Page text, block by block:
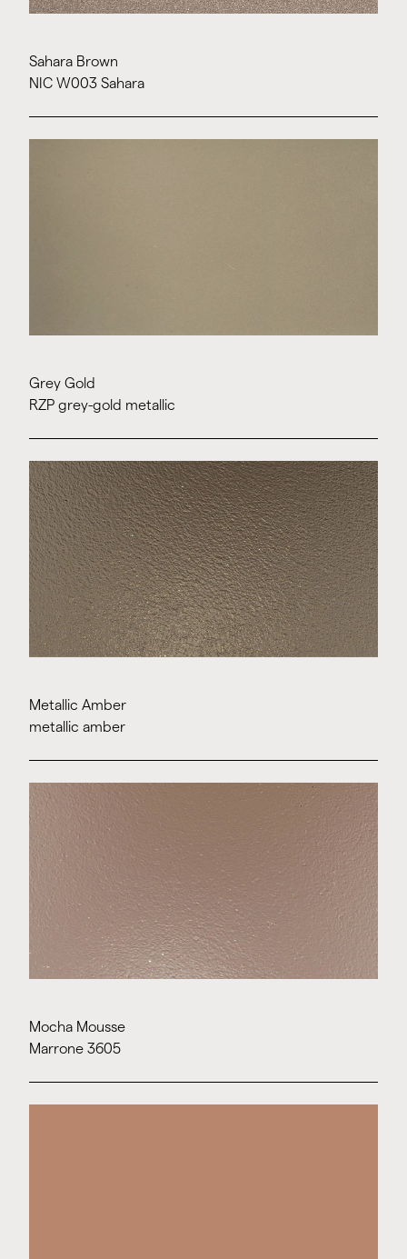
Sahara Brown
NIC W003 Sahara
Grey Gold
RZP grey-gold metallic
Metallic Amber
metallic amber
Mocha Mousse
Marrone 3605